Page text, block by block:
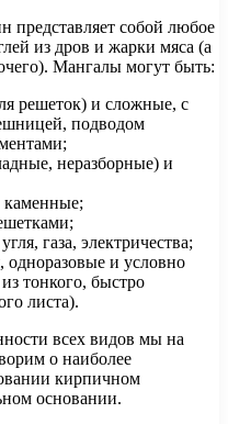
собой любое
из дров и жарки мяса (а
Мангалы могут быть:
решеток) и сложные, с
подводом
неразборные) и
каменные;
газа, электричества;
одноразовые и условно
тонкого, быстро
листа).
всех видов мы на
о наиболее
кирпичном
основании.